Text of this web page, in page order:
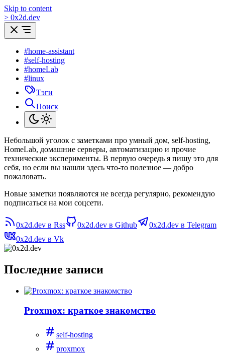
Skip to content
> 0x2d.dev
#home-assistant
#self-hosting
#homeLab
#linux
Тэги
Поиск
Небольшой уголок с заметками про умный дом, self-hosting,
HomeLab, домашние серверы, автоматизацию и прочие
технические эксперименты. В первую очередь я пишу это для
себя, но если вы нашли здесь что-то полезное — добро
пожаловать.
Новые заметки появляются не всегда регулярно, рекомендую
подписаться на мои соцсети.
0x2d.dev в Rss 0x2d.dev в Github
0x2d.dev в Telegram
0x2d.dev в Vk
Последние записи
Proxmox: краткое знакомство
self-hosting
proxmox